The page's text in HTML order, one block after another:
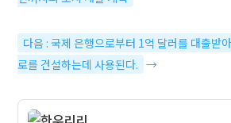
다음 : 국제 은행으로부터 1억 달러를 대출받
로를 건설하는데 사용된다. →